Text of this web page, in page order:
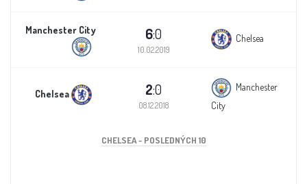
Manchester City 6:0
10.02.2019
Chelsea
Chelsea 2:0
08.12.2018
Manchester
City
CHELSEA - POSLEDNÝCH 10